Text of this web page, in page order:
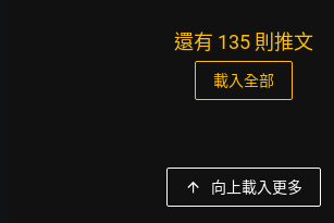
還有 135 則推文
載入全部
向上載入更多